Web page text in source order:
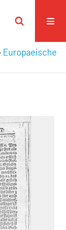
Europaeische